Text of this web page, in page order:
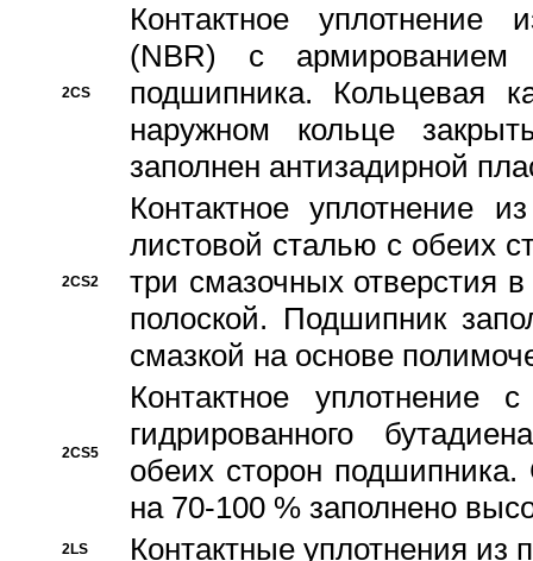
2CS
Контактное уплотнение
(NBR) с
подшипника. Кольцевая
наружном кольце
заполнен антизадирной
2CS2
Контактное уплотнение
листовой сталью с обеих
три смазочных отверстия
полоской. Подшипник
смазкой на основе
2CS5
Контактное уплотнение
гидрированного
обеих сторон
на 70-100 % заполнено
2LS Контактные уплотнения из